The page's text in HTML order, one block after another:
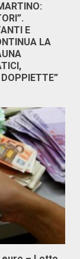
E
LA
DOPPIETTE”